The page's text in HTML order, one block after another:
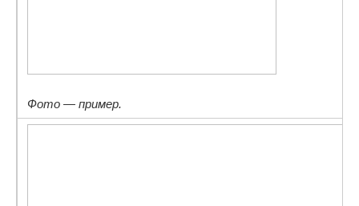
Фото — пример.